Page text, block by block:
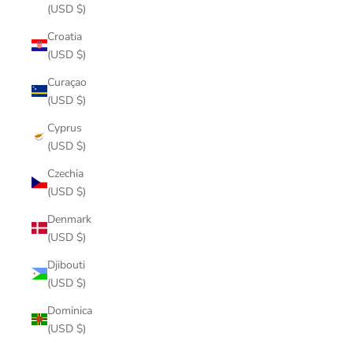
(USD $)
Croatia
(USD $)
Curaçao
(USD $)
Cyprus
(USD $)
Czechia
(USD $)
Denmark
(USD $)
Djibouti
(USD $)
Dominica
(USD $)